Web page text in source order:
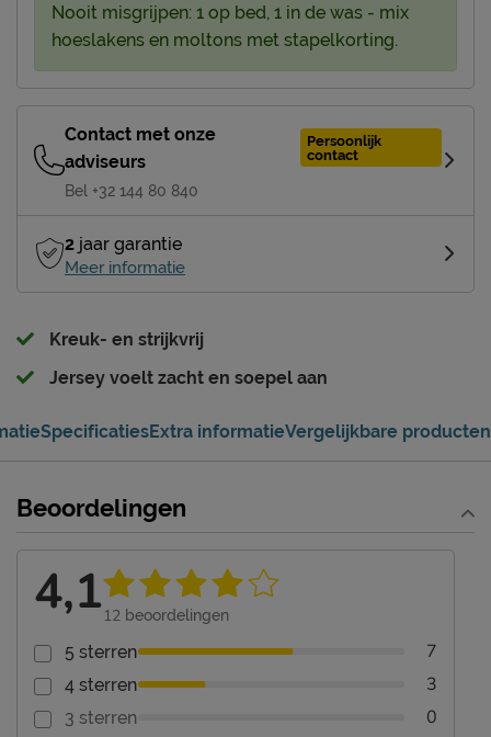
Nooit misgrijpen: 1 op bed, 1 in de was - mix
hoeslakens en moltons met stapelkorting.
Contact met onze
adviseurs
Persoonlijk
contact
Bel +32 144 80 840
2 jaar garantie
Meer informatie
Kreuk- en strijkvrij
Jersey voelt zacht en soepel aan
SpecificatiesExtra informatieVergelijkbare producten
Beoordelingen
4,112 beoordelingen
5 sterren 7
4 sterren 3
3 sterren 0